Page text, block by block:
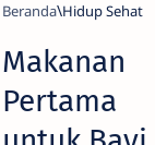
Beranda Hidup Sehat
Makanan
Pertama